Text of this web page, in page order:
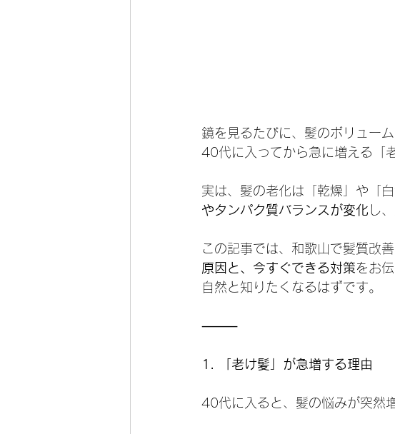
鏡を見るたびに、髪のボリュー
40代に入ってから急に増える「
実は、髪の老化は「乾燥」や「
やタンパク質バランスが変化 し
この記事では、和歌山で髪質改
原因と、今すぐできる対策をお
自然と知りたくなるはずです。
⸻
1. 「老け髪」が急増する理由
40代に入ると、髪の悩みが突然